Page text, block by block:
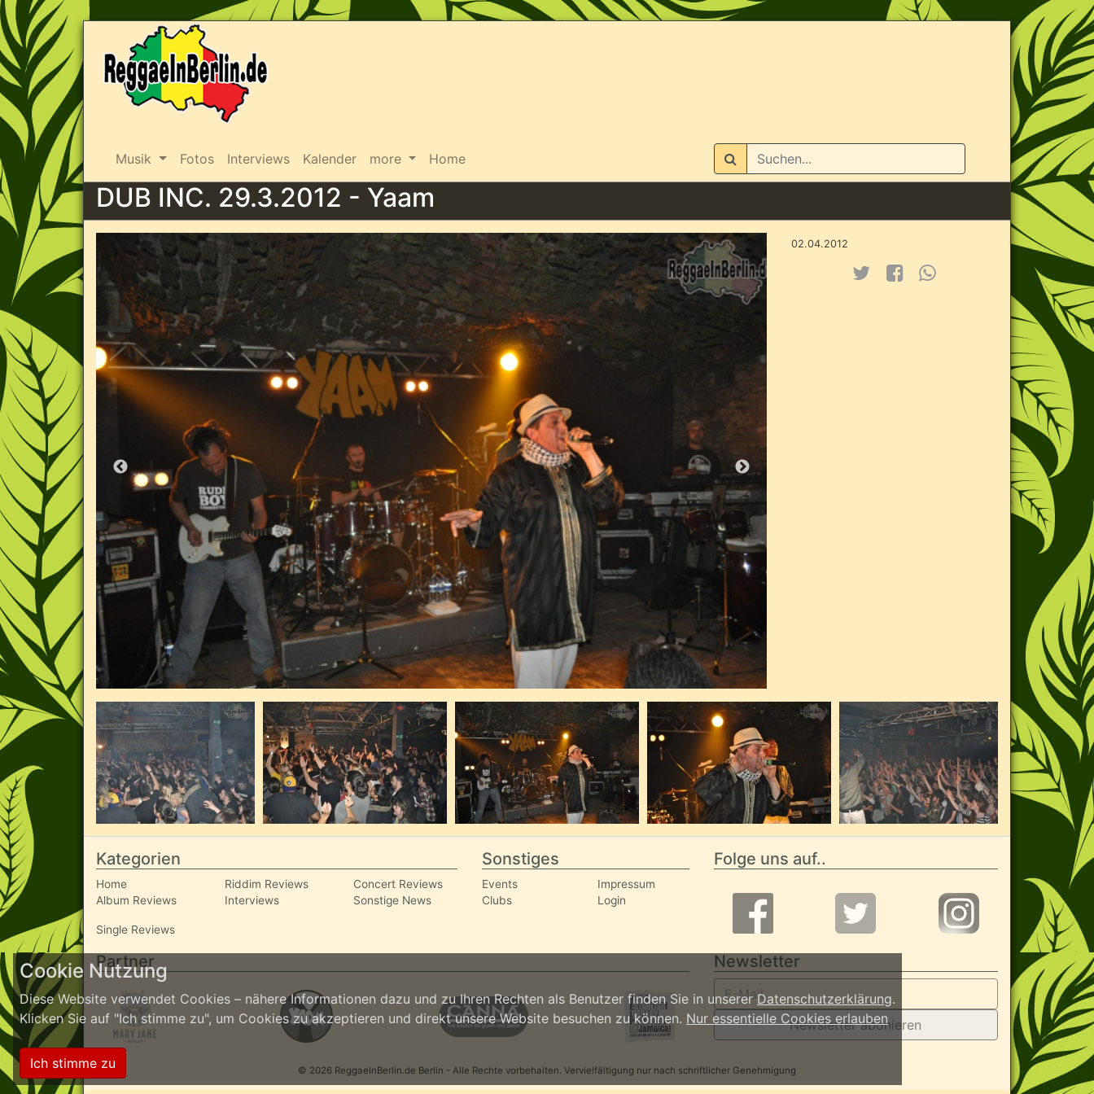
Musik Fotos Interviews Kalender more Home
Suchen
DUB INC. 29.3.2012 - Yaam
02.04.2012
Kategorien
Home
Album Reviews
Riddim Reviews
Interviews
Concert Reviews
Sonstige News
Single Reviews
Sonstiges
Events
Clubs
Impressum
Login
Folge uns auf..
Partner Newsletter
Newsletter abonieren
© 2026 ReggaeInBerlin.de Berlin - Alle Rechte vorbehalten. Vervielfältigung nur nach schriftlicher Genehmigung
Cookie Nutzung
Diese Website verwendet Cookies – nähere Informationen dazu und zu Ihren Rechten als Benutzer finden Sie in unsererDatenschutzerklärung.
Klicken Sie auf "Ich stimme zu", um Cookies zu akzeptieren und direkt unsere Website besuchen zu können. Nur essentielle Cookies erlauben
Ich stimme zu